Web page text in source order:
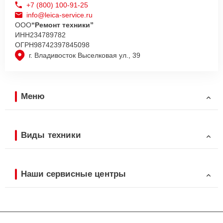
г. Владивосток Выселковая ул., 39
+7 (800) 100-91-25
info@leica-service.ru
ООО“Ремонт техники”
ИНН234789782
ОГРН98742397845098
Меню
Виды техники
Наши сервисные центры